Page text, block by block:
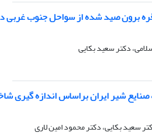
برون صید شده از سواحل جنوب غربی
دکتر سعید بکایی
صنایع شیر ایران براساس اندازه گیری
سعید بکایی، دکتر محمود امین لاری